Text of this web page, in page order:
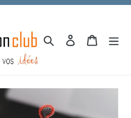
Search Log in Cart